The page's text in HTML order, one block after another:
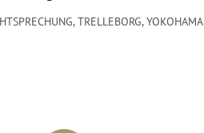
,TRELLEBORG,YOKOHAMA